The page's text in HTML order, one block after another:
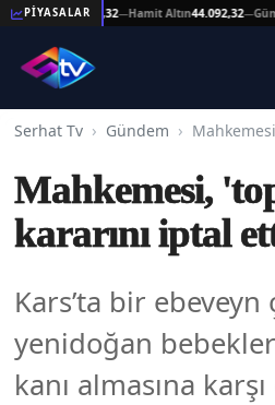
PİYASALAR
Altın44.092,32 Hamit Altın44.092,32—Gümüş
Serhat Tv Gündem
Mahkemesi,
kararını iptal
Kars’ta bir ebeveyn
yenidoğan
kanı almasına karşı